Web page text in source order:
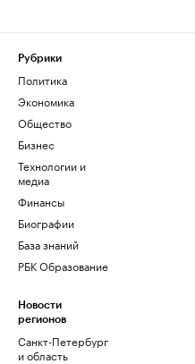
Рубрики
Политика
Экономика
Общество
Бизнес
Технологии и
медиа
Финансы
Биографии
База знаний
РБК Образование
Новости
регионов
Санкт-Петербург
и область